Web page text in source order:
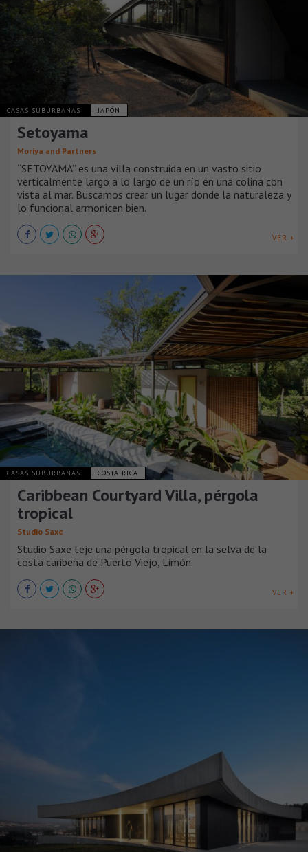
CASAS SUBURBANAS JAPÓN
Setoyama
Moriya and Partners
“SETOYAMA” es una villa construida en un vasto sitio
verticalmente largo a lo largo de un río en una colina con
vista al mar. Buscamos crear un lugar donde la naturaleza y
lo funcional armonicen bien.
VER +
CASAS SUBURBANAS COSTA RICA
Caribbean Courtyard Villa, pérgola
tropical
Studio Saxe
Studio Saxe teje una pérgola tropical en la selva de la
costa caribeña de Puerto Viejo, Limón.
VER +